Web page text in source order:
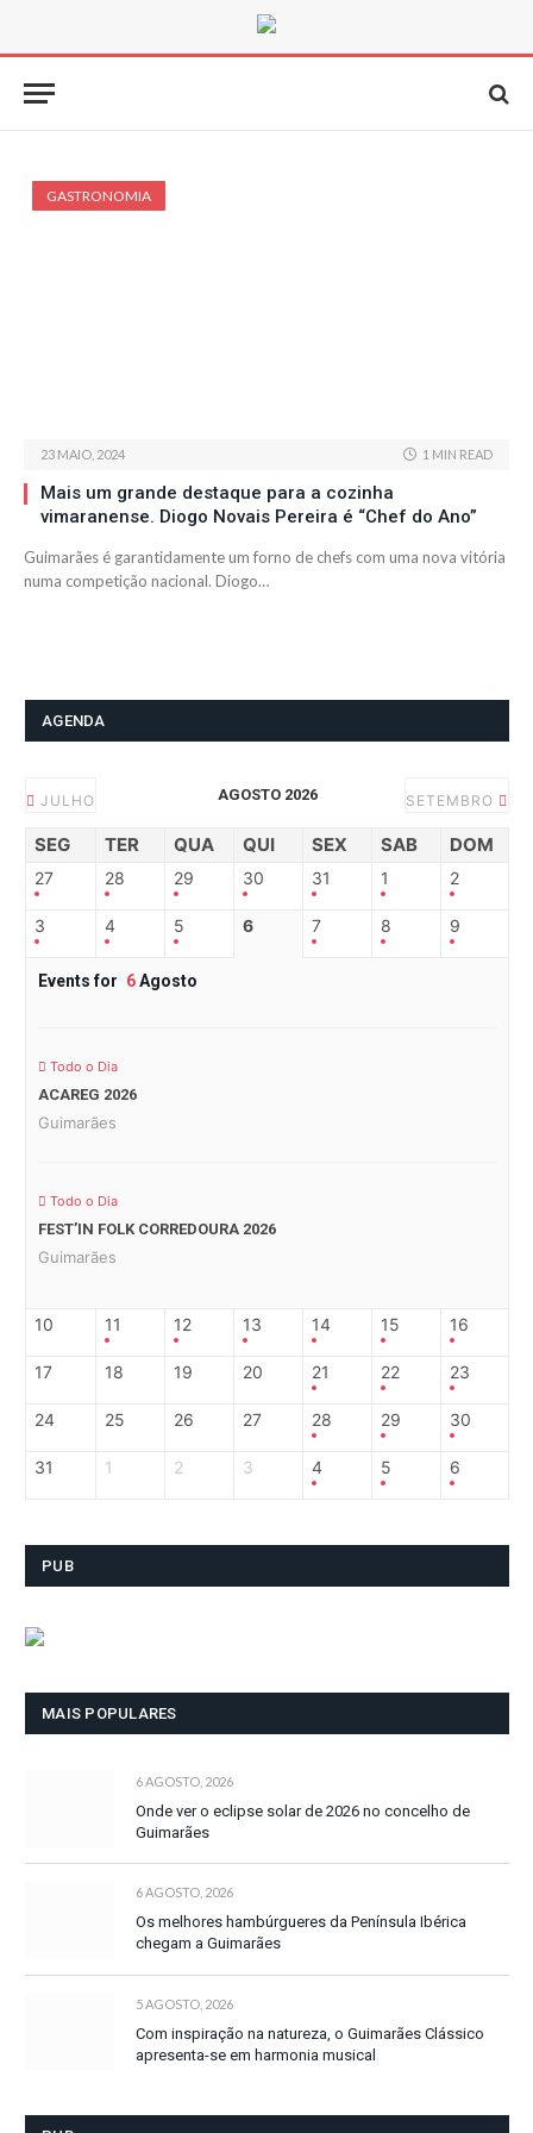
GASTRONOMIA
23 MAIO, 2024 1 MIN READ
Mais um grande destaque para a cozinha
vimaranense. Diogo Novais Pereira é “Chef do Ano”
Guimarães é garantidamente um forno de chefs com uma nova vitória
numa competição nacional. Diogo…
AGENDA
JULHO AGOSTO 2026 SETEMBRO
SEG TER QUA QUI SEX SAB DOM
27 28 29 30 31 1 2
3 4 5 6 7 8 9
Events for 6Agosto
Todo o Dia
ACAREG 2026
Guimarães
Todo o Dia
FEST’IN FOLK CORREDOURA 2026
Guimarães
10 11 12 13 14 15 16
17 18 19 20 21 22 23
24 25 26 27 28 29 30
31 1 2 3 4 5 6
PUB
MAIS POPULARES
6 AGOSTO, 2026
Onde ver o eclipse solar de 2026 no concelho de
Guimarães
6 AGOSTO, 2026
Os melhores hambúrgueres da Península Ibérica
chegam a Guimarães
5 AGOSTO, 2026
Com inspiração na natureza, o Guimarães Clássico
apresenta-se em harmonia musical